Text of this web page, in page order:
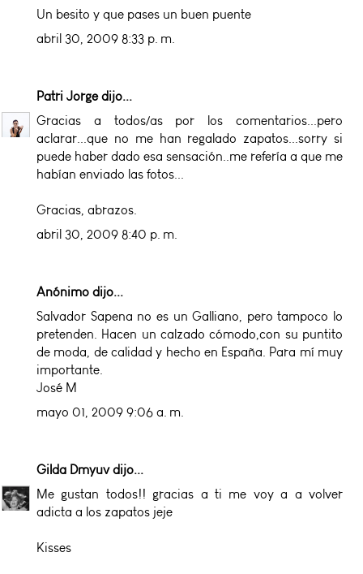
Un besito y que pases un buen puente
abril 30, 2009 8:33 p. m.
Patri Jorgedijo...
Gracias a todos/as por los comentarios...pero
aclarar...que no me han regalado zapatos...sorry si
puede haber dado esa sensación..me refería a que me
habían enviado las fotos...
Gracias, abrazos.
abril 30, 2009 8:40 p. m.
Anónimo dijo...
Salvador Sapena no es un Galliano, pero tampoco lo
pretenden. Hacen un calzado cómodo,con su puntito
de moda, de calidad y hecho en España. Para mí muy
importante.
José Mª
mayo 01, 2009 9:06 a. m.
Gilda Dmyuvdijo...
Me gustan todos!! gracias a ti me voy a a volver
adicta a los zapatos jeje
Kisses